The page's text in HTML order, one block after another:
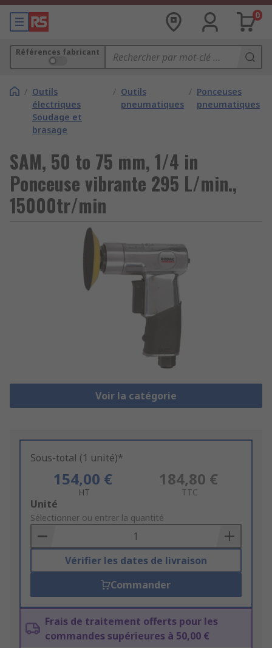
0
Références fabricant
/ Outils
électriques
Soudage et
brasage
/ Outils
pneumatiques
/ Ponceuses
pneumatiques
SAM, 50 to 75 mm, 1/4 in
Ponceuse vibrante 295 L/min.,
15000tr/min
Voir la catégorie
Sous-total (1 unité)*
154,00 €
HT
184,80 €
TTC
Add
to
Basket
Unité
Sélectionner ou entrer la quantité
Vérifier les dates de livraison
Commander
Frais de traitement offerts pour les
commandes supérieures à 50,00 €